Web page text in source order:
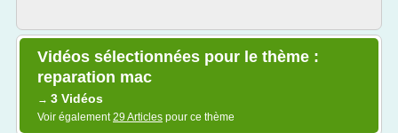
Vidéos sélectionnées pour le thème :
reparation mac
→ 3 Vidéos
Voir également29 Articles pour ce thème